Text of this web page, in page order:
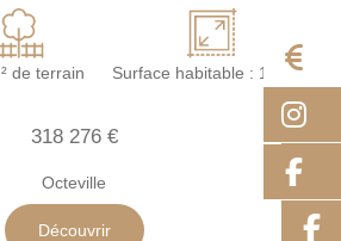
de terrain Surface habitable : 103 m²
318 276 €
Octeville
Découvrir